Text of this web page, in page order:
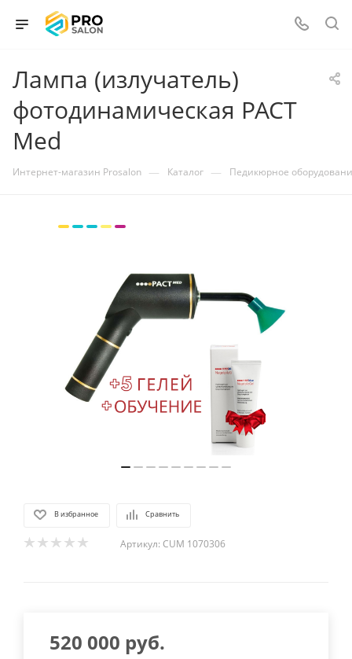
Лампа (излучатель)
фотодинамическая PACT
Med
Интернет-магазин Prosalon — Каталог — Педикюрное
В избранное Сравнить
Артикул: CUM 1070306
520 000 руб.